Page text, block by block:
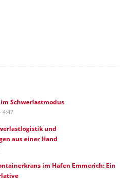
Schwerlastmodus
4:47
und
aus einer Hand
im Hafen Emmerich: Ein